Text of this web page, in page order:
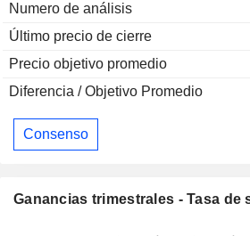
Numero de análisis
Último precio de cierre
Precio objetivo promedio
Diferencia / Objetivo Promedio
Consenso
Ganancias trimestrales - Tasa de